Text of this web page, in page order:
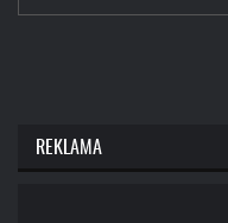
REKLAMA